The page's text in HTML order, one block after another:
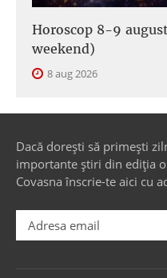
Horoscop 8-9
weekend)
8 aug 2026
Dacă dorești să primești
importante știri din ediția
Covasna înscrie-te aici cu